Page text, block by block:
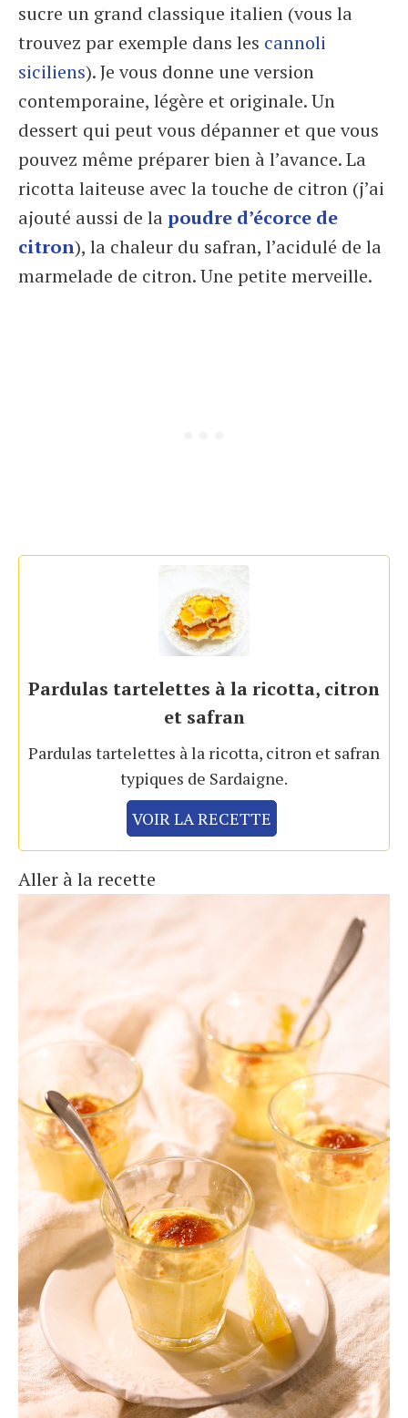
sucre un grand classique italien (vous la
trouvez par exemple dans les cannoli
siciliens). Je vous donne une version
contemporaine, légère et originale. Un
dessert qui peut vous dépanner et que vous
pouvez même préparer bien à l’avance. La
ricotta laiteuse avec la touche de citron (j’ai
ajouté aussi de lapoudre d’écorce de
citron), la chaleur du safran, l’acidulé de la
marmelade de citron. Une petite merveille.
Pardulas tartelettes à la ricotta, citron
et safran
Pardulas tartelettes à la ricotta, citron et safran
typiques de Sardaigne.
VOIR LA RECETTE
Aller à la recette